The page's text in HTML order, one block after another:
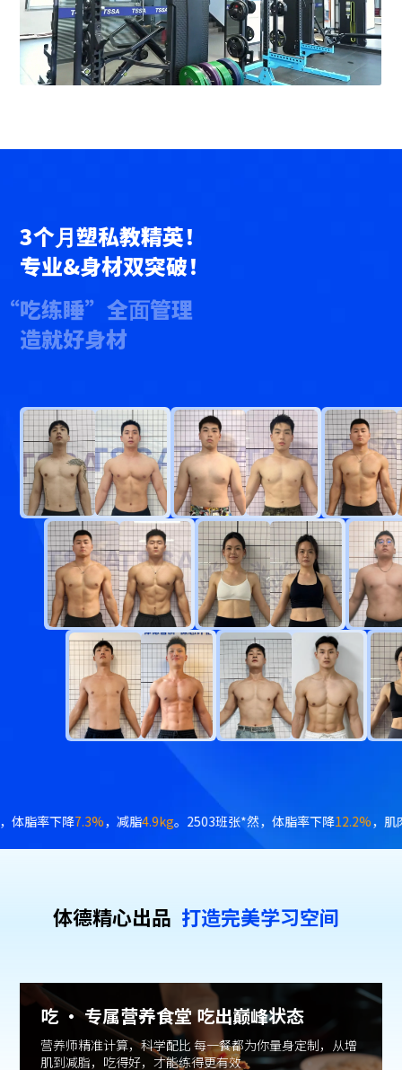
3个⽉塑私教精英！
专业&身材双突破！
吃练睡”全⾯管理
造就好身材
梁*，体脂率下降7.2%，体重下降8.2kg。2504班陈*易，体脂率下降
体德精⼼出品 打造完美学习空间
吃 · 专属营养食堂 吃出巅峰状态
营养师精准计算，科学配比 每一餐都为你量身定制，从增
肌到减脂，吃得好，才能练得更有效